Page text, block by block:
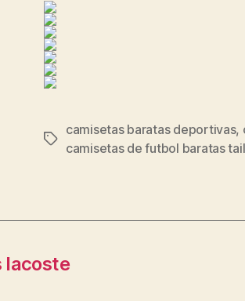
Etiquetas
camisetas baratas deportivas,
camisetas de futbol baratas
lacoste